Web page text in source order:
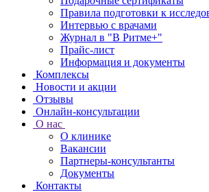
Правила подготовки к
Интервью с врачами
Журнал в "В Ритме+"
Прайс-лист
Информация и документы
Комплексы
Новости и акции
Отзывы
Онлайн-консультации
О нас
О клинике
Вакансии
Партнеры-консультанты
Документы
Контакты